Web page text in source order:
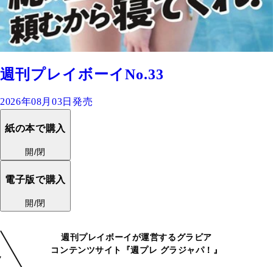
週刊プレイボーイNo.33
2026年08月03日発売
紙の本で購入
開/閉
電子版で購入
開/閉
週刊プレイボーイが運営するグラビア
コンテンツサイト『週プレ グラジャパ！』